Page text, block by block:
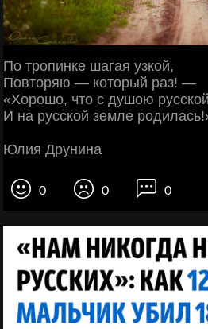
По тропинке шагая узкой,
Повторяю — который раз! —
«Хорошо, что с душою русской
И на русской земле
Юлия Друнина
0 0 0